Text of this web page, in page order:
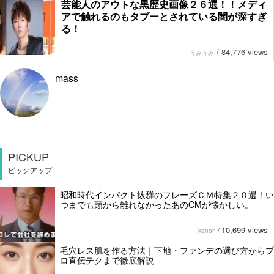
芸能人のアウトな黒歴史画像２６選！！メディ
アで触れるのもタブーとされている闇が深すぎ
る！
うみうみ / 84,776 views
mass
PICKUP
ピックアップ
昭和時代インパクト抜群のフレーズＣＭ特集２０選！い
つまでも頭から離れなかったあのCMが懐かしい。
kanon / 10,699 views
毛穴レス肌を作る方法｜下地・ファンデの選び方からプ
ロ直伝テクまで徹底解説